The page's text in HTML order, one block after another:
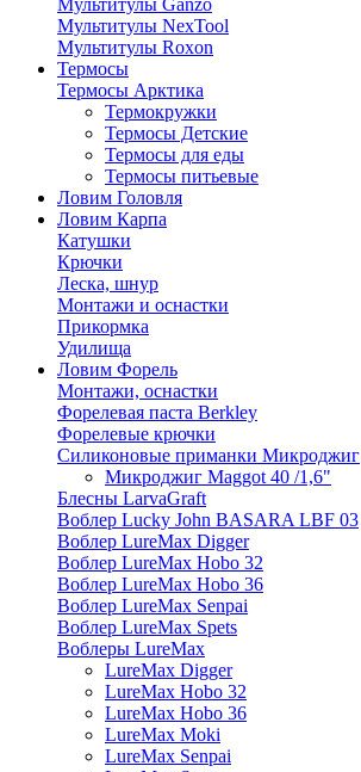
Мультитулы Ganzo
Мультитулы NexTool
Мультитулы Roxon
Термосы
Термосы Арктика
Термокружки
Термосы Детские
Термосы для еды
Термосы питьевые
Ловим Головля
Ловим Карпа
Катушки
Крючки
Леска, шнур
Монтажи и оснастки
Прикормка
Удилища
Ловим Форель
Монтажи, оснастки
Форелевая паста Berkley
Форелевые крючки
Силиконовые приманки Микроджиг
Микроджиг Maggot 40 /1,6"
Блесны LarvaGraft
Воблер Lucky John BASARA LBF 03
Воблер LureMax Digger
Воблер LureMax Hobo 32
Воблер LureMax Hobo 36
Воблер LureMax Senpai
Воблер LureMax Spets
Воблеры LureMax
LureMax Digger
LureMax Hobo 32
LureMax Hobo 36
LureMax Moki
LureMax Senpai